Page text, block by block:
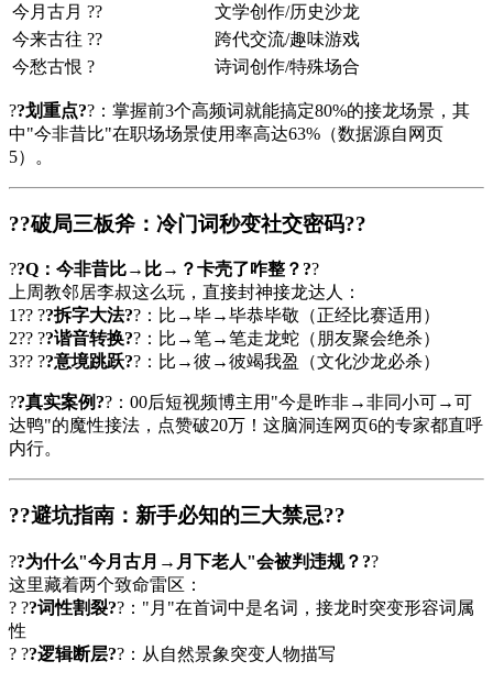
今月古月 ??
文学创作/历史沙龙
今来古往 ??
跨代交流/趣味游戏
今愁古恨 ? 诗词创作/特殊场合
??划重点??：掌握前3个高频词就能搞定80%的接龙场景，其
中"今非昔比"在职场场景使用率高达63%（数据源自网页
5）。
??破局三板斧：冷门词秒变社交密码??
??Q：今非昔比→比→？卡壳了咋整？??
上周教邻居李叔这么玩，直接封神接龙达人：
1?? ??拆字大法??：比→毕→毕恭毕敬（正经比赛适用）
2?? ??谐音转换??：比→笔→笔走龙蛇（朋友聚会绝杀）
3?? ??意境跳跃??：比→彼→彼竭我盈（文化沙龙必杀）
??真实案例??：00后短视频博主用"今是昨非→非同小可→可
达鸭"的魔性接法，点赞破20万！这脑洞连网页6的专家都直呼
内行。
??避坑指南：新手必知的三大禁忌??
??为什么"今月古月→月下老人"会被判违规？??
这里藏着两个致命雷区：
? ??词性割裂??："月"在首词中是名词，接龙时突变形容词属
性
? ??逻辑断层??：从自然景象突变人物描写